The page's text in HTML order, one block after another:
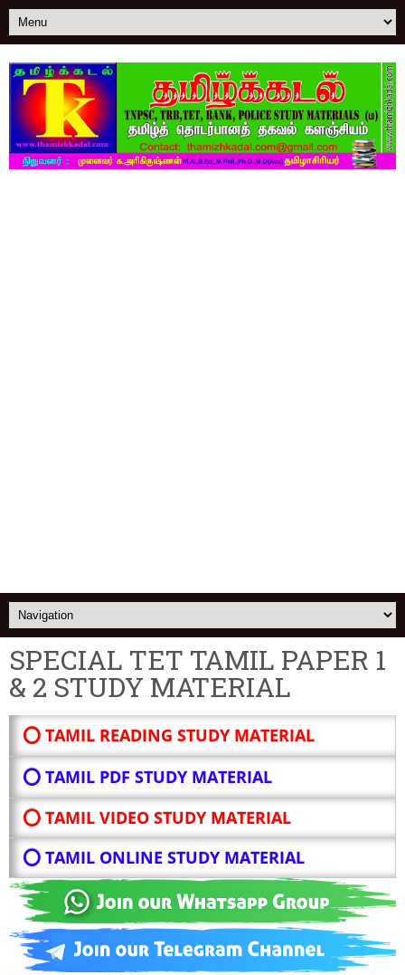
SPECIAL TET TAMIL PAPER 1
& 2 STUDY MATERIAL
⭕ TAMIL READING STUDY MATERIAL
⭕ TAMIL PDF STUDY MATERIAL
⭕ TAMIL VIDEO STUDY MATERIAL
⭕ TAMIL ONLINE STUDY MATERIAL